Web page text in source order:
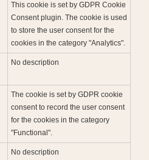
This cookie is set by GDPR Cookie
Consent plugin. The cookie is used
to store the user consent for the
cookies in the category "Analytics".
No description
The cookie is set by GDPR cookie
consent to record the user consent
for the cookies in the category
"Functional".
No description